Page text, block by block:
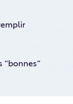
“bonnes”